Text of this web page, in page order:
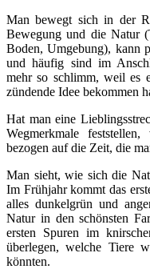
Man bewegt sich in der
Bewegung und die Natur
Boden, Umgebung), kann
und häufig sind im
mehr so schlimm, weil es
zündende Idee bekommen
Hat man eine
Wegmerkmale
bezogen auf die Zeit, die
Man sieht, wie sich die
Im Frühjahr kommt das
alles dunkelgrün und
Natur in den schönsten
ersten Spuren im
überlegen, welche Tiere
könnten.